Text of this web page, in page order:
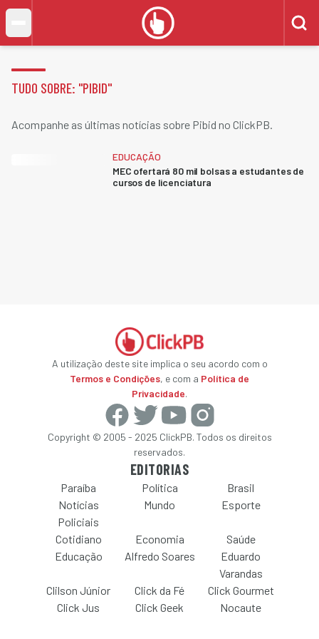
TUDO SOBRE: "PIBID"
Acompanhe as últimas notícias sobre Pibid no ClickPB.
EDUCAÇÃO
MEC ofertará 80 mil bolsas a estudantes de
cursos de licenciatura
A utilização deste site implica o seu acordo com o
Termos e Condições, e com a Política de
Privacidade.
Copyright © 2005 - 2025 ClickPB. Todos os direitos
reservados.
EDITORIAS
Paraíba Política
Brasil
Notícias
Policiais
Mundo Esporte
Cotidiano Economia
Saúde
Educação
Alfredo Soares
Eduardo
Varandas
Clilson Júnior
Click da Fé
Click Gourmet
Click Jus
Click Geek Nocaute